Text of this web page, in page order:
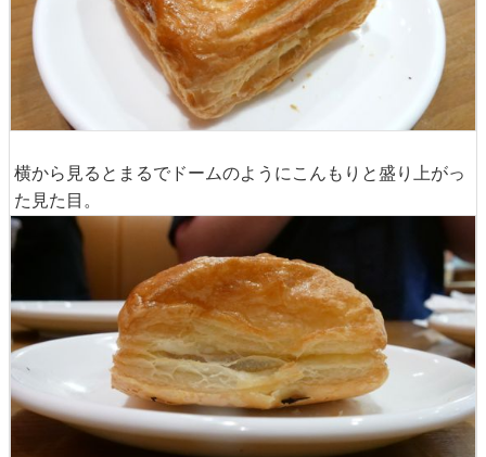
横から見るとまるでドームのようにこんもりと盛り上がっ
た見た目。